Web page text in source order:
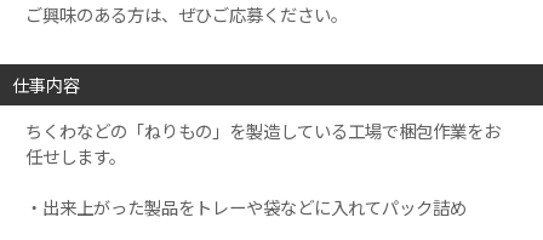
ご興味のある方は、ぜひご応募ください。
仕事内容
ちくわなどの「ねりもの」を製造している工場で梱包作業をお
任せします。
・出来上がった製品をトレーや袋などに入れてパック詰め